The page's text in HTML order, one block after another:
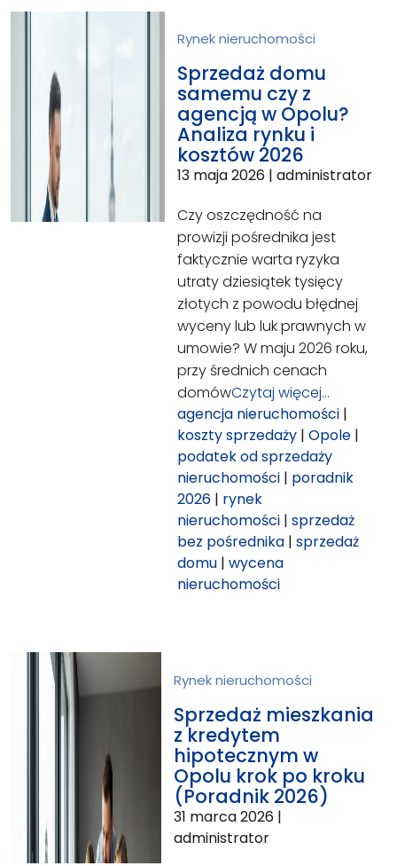
Rynek nieruchomości
Sprzedaż domu
samemu czy z
agencją w Opolu?
Analiza rynku i
kosztów 2026
13 maja 2026| administrator
Czy oszczędność na
prowizji pośrednika jest
faktycznie warta ryzyka
utraty dziesiątek tysięcy
złotych z powodu błędnej
wyceny lub luk prawnych w
umowie? W maju 2026 roku,
przy średnich cenach
domówCzytaj więcej…
agencja nieruchomości|
koszty sprzedaży| Opole|
podatek od sprzedaży
nieruchomości| poradnik
2026| rynek
nieruchomości| sprzedaż
bez pośrednika| sprzedaż
domu| wycena
nieruchomości
Rynek nieruchomości
Sprzedaż mieszkania
z kredytem
hipotecznym w
Opolu krok po kroku
(Poradnik 2026)
31 marca 2026|
administrator